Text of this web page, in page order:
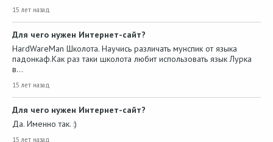
15 лет назад
Для чего нужен Интернет-сайт?
HardWareMan Школота. Научись различать мунспик от языка
падонкаф.Как раз таки школота любит использовать язык Лурка
в…
15 лет назад
Для чего нужен Интернет-сайт?
Да. Именно так. :)
15 лет назад